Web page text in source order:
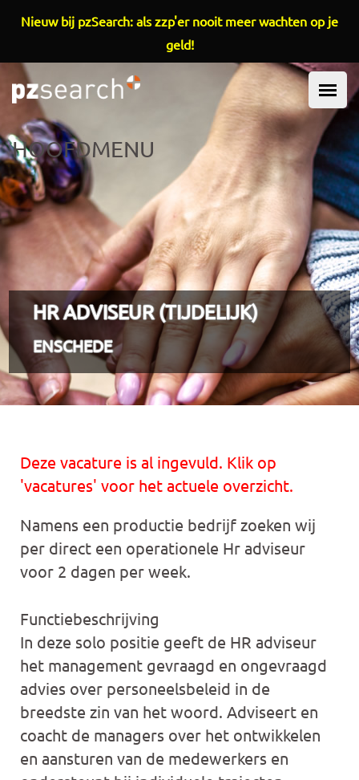
Overslaan en naar de inhoud gaan
HOOFDMENU
HR ADVISEUR (TIJDELIJK)
ENSCHEDE
Deze vacature is al ingevuld. Klik op
'vacatures' voor het actuele overzicht.
Namens een productie bedrijf zoeken wij
per direct een operationele Hr adviseur
voor 2 dagen per week.
Functiebeschrijving
In deze solo positie geeft de HR adviseur
het management gevraagd en ongevraagd
advies over personeelsbeleid in de
breedste zin van het woord. Adviseert en
coacht de managers over het ontwikkelen
en aansturen van de medewerkers en
Nieuw bij pzSearch: als zzp'er nooit meer wachten op je
geld!